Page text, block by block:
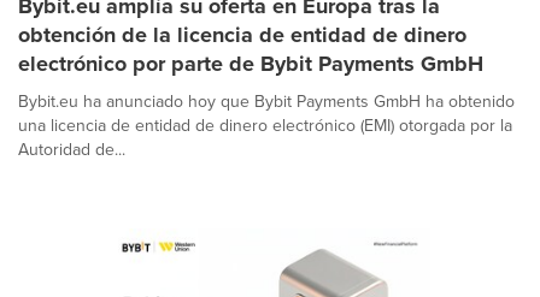
obtención de la licencia de entidad de dinero
electrónico por parte de Bybit Payments GmbH
Bybit.eu ha anunciado hoy que Bybit Payments GmbH ha obtenido
una licencia de entidad de dinero electrónico (EMI) otorgada por la
Autoridad de...